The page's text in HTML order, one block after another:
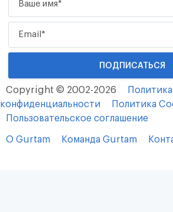
Copyright © 2002-2026
Политика
конфиденциальности
Политика
Пользовательское соглашение
О Gurtam Команда Gurtam